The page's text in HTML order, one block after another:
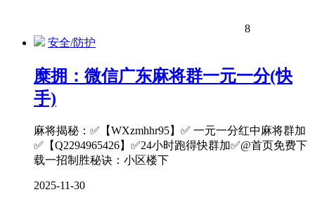
8
安全/防护
糜拥：微信广东麻将群一元一分(快
手)
麻将揭秘：✅【WXzmhhr95】✅ 一元一分红中麻将群加
✅【Q2294965426】✅24小时跑得快群加✅@首页免费下
载一招制胜秘诀：小区楼下
2025-11-30